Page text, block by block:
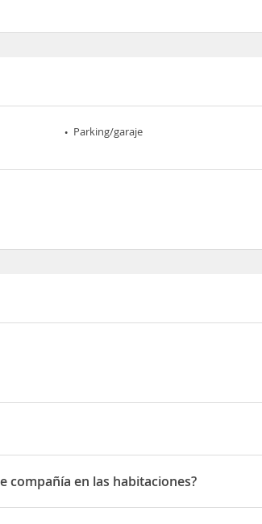
Parking/garaje
compañía en las habitaciones?
en las habitaciones